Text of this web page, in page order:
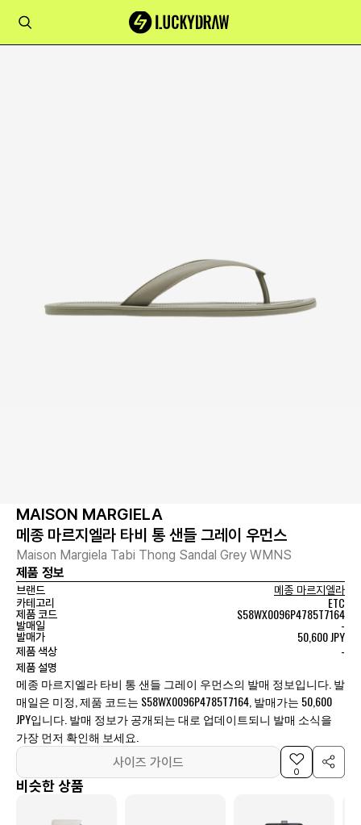
MAISON MARGIELA
메종 마르지엘라 타비 통 샌들 그레이 우먼스
Maison Margiela Tabi Thong Sandal Grey WMNS
제품 정보
브랜드
메종 마르지엘라
카테고리
ETC
제품 코드 S58WX0096P4785T7164
발매일 -
발매가 50,600 JPY
제품 색상 -
제품 설명
메종 마르지엘라 타비 통 샌들 그레이 우먼스의 발매 정보입니다. 발
매일은 미정, 제품 코드는 S58WX0096P4785T7164, 발매가는 50,600
JPY입니다. 발매 정보가 공개되는 대로 업데이트되니 발매 소식을
가장 먼저 확인해 보세요.
사이즈 가이드
0
비슷한 상품